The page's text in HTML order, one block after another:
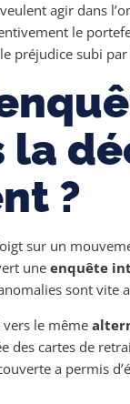
agir dans
le
préjudice subi par
la
?
sur un
une enquête
sont vite
le même
des cartes de
a permis